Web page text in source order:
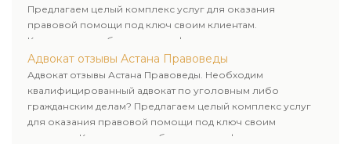
Предлагаем целый комплекс услуг для оказания
правовой помощи под ключ своим клиентам.
Комплексное обслуживание физических и юридических
лиц. Индивидуальный подход к каждому клиенту.
Адвокат отзывы Астана Правоведы
Адвокат отзывы Астана Правоведы. Необходим
квалифицированный адвокат по уголовным либо
гражданским делам? Предлагаем целый комплекс услуг
для оказания правовой помощи под ключ своим
клиентам. Комплексное обслуживание физических и